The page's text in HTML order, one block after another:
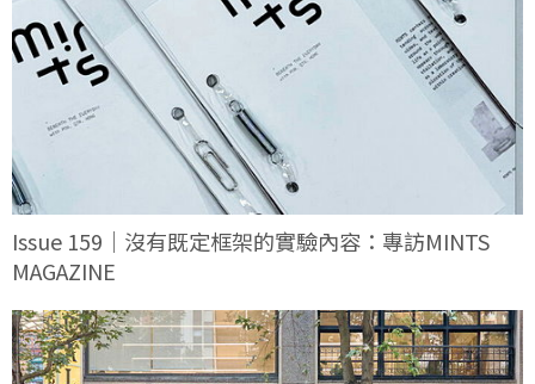
Issue 159｜沒有既定框架的實驗內容：專訪MINTS
MAGAZINE